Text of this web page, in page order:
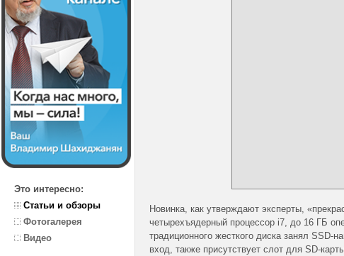
Это интересно:
Статьи и обзоры
Фотогалерея
Видео
Новинка, как утверждают эксперты,
четырехъядерный процессор i7, до 16 ГБ
традиционного жесткого диска занял SSD-
вход, также присутствует слот для SD-